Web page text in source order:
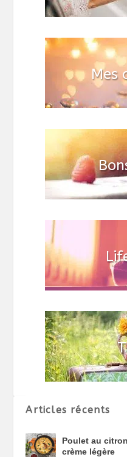
Articles récents
Poulet au
crème légère